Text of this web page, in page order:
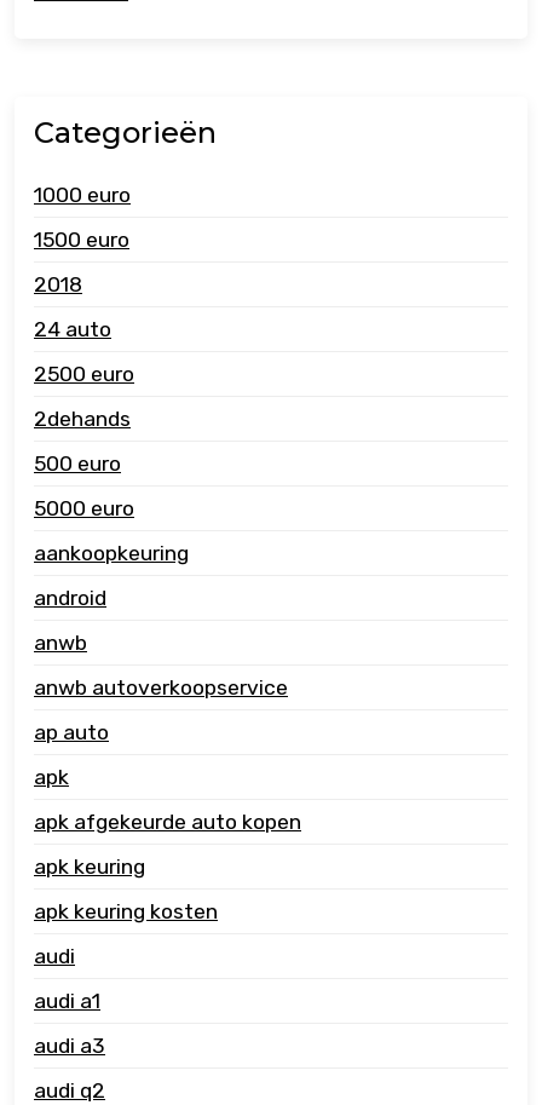
Categorieën
1000 euro
1500 euro
2018
24 auto
2500 euro
2dehands
500 euro
5000 euro
aankoopkeuring
android
anwb
anwb autoverkoopservice
ap auto
apk
apk afgekeurde auto kopen
apk keuring
apk keuring kosten
audi
audi a1
audi a3
audi q2